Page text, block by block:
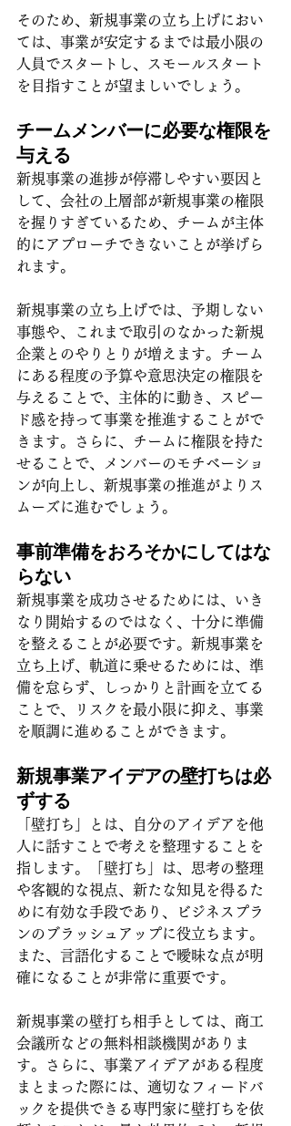
そのため、新規事業の立ち上げにおい
ては、事業が安定するまでは最小限の
人員でスタートし、スモールスタート
を目指すことが望ましいでしょう。
チームメンバーに必要な権限を
与える
新規事業の進捗が停滞しやすい要因と
して、会社の上層部が新規事業の権限
を握りすぎているため、チームが主体
的にアプローチできないことが挙げら
れます。
新規事業の立ち上げでは、予期しない
事態や、これまで取引のなかった新規
企業とのやりとりが増えます。チーム
にある程度の予算や意思決定の権限を
与えることで、主体的に動き、スピー
ド感を持って事業を推進することがで
きます。さらに、チームに権限を持た
せることで、メンバーのモチベーショ
ンが向上し、新規事業の推進がよりス
ムーズに進むでしょう。
事前準備をおろそかにしてはな
らない
新規事業を成功させるためには、いき
なり開始するのではなく、十分に準備
を整えることが必要です。新規事業を
立ち上げ、軌道に乗せるためには、準
備を怠らず、しっかりと計画を立てる
ことで、リスクを最小限に抑え、事業
を順調に進めることができます。
新規事業アイデアの壁打ちは必
ずする
「壁打ち」とは、自分のアイデアを他
人に話すことで考えを整理することを
指します。「壁打ち」は、思考の整理
や客観的な視点、新たな知見を得るた
めに有効な手段であり、ビジネスプラ
ンのブラッシュアップに役立ちます。
また、言語化することで曖昧な点が明
確になることが非常に重要です。
新規事業の壁打ち相手としては、商工
会議所などの無料相談機関がありま
す。さらに、事業アイデアがある程度
まとまった際には、適切なフィードバ
ックを提供できる専門家に壁打ちを依